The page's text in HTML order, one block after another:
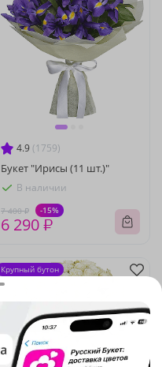
4.9 (1759)
Букет "Ирисы (11 шт.)"
В наличии
7 400 ₽ -15%
6 290 ₽
Крупный бутон